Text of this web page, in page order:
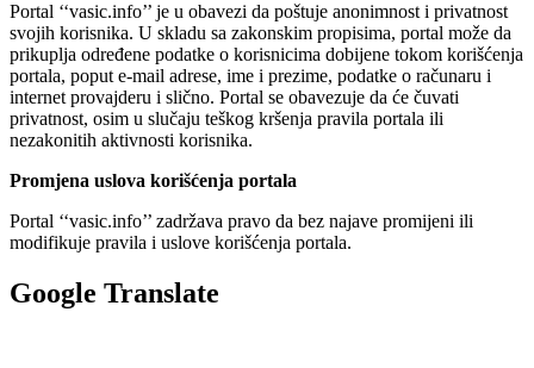
Portal ‘‘vasic.info’’ je u obavezi da poštuje anonimnost i privatnost
svojih korisnika. U skladu sa zakonskim propisima, portal može da
prikuplja određene podatke o korisnicima dobijene tokom korišćenja
portala, poput e-mail adrese, ime i prezime, podatke o računaru i
internet provajderu i slično. Portal se obavezuje da će čuvati
privatnost, osim u slučaju teškog kršenja pravila portala ili
nezakonitih aktivnosti korisnika.
Promjena uslova korišćenja portala
Portal ‘‘vasic.info’’ zadržava pravo da bez najave promijeni ili
modifikuje pravila i uslove korišćenja portala.
Google Translate